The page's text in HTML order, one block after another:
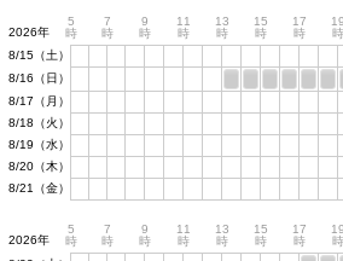
2026年
5
時
7
時
9
時
11
時
13
時
15
時
17
時
19
時
8/15（土）
8/16（日）
8/17（月）
8/18（火）
8/19（水）
8/20（木）
8/21（金）
2026年
5
時
7
時
9
時
11
時
13
時
15
時
17
時
19
時